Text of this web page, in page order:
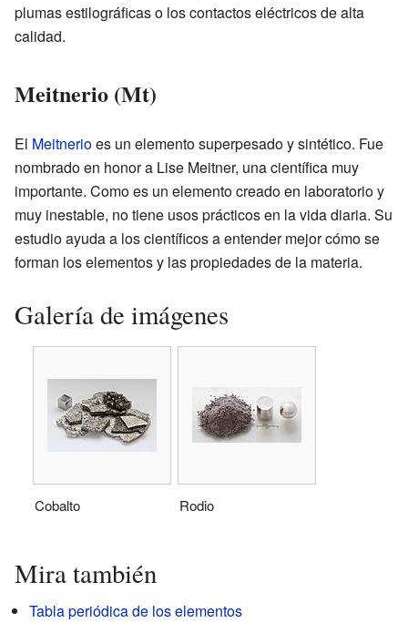
plumas estilográficas o los contactos eléctricos de alta
calidad.
Meitnerio (Mt)
El Meitnerioes un elemento superpesado y sintético. Fue
nombrado en honor a Lise Meitner, una científica muy
importante. Como es un elemento creado en laboratorio y
muy inestable, no tiene usos prácticos en la vida diaria. Su
estudio ayuda a los científicos a entender mejor cómo se
forman los elementos y las propiedades de la materia.
Galería de imágenes
Cobalto Rodio
Mira también
Tabla periódica de los elementos